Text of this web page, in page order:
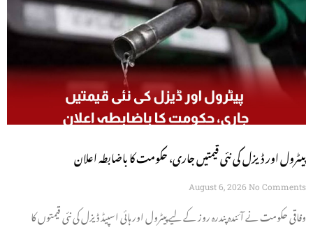
پیٹرول اور ڈیزل کی نئی قیمتیں جاری، حکومت کا باضابطہ اعلان
August 6, 2026 No Comments
وفاقی حکومت نے آئندہ پندرہ روز کے لیے پیٹرول اور ہائی اسپیڈ ڈیزل کی نئی قیمتوں کا